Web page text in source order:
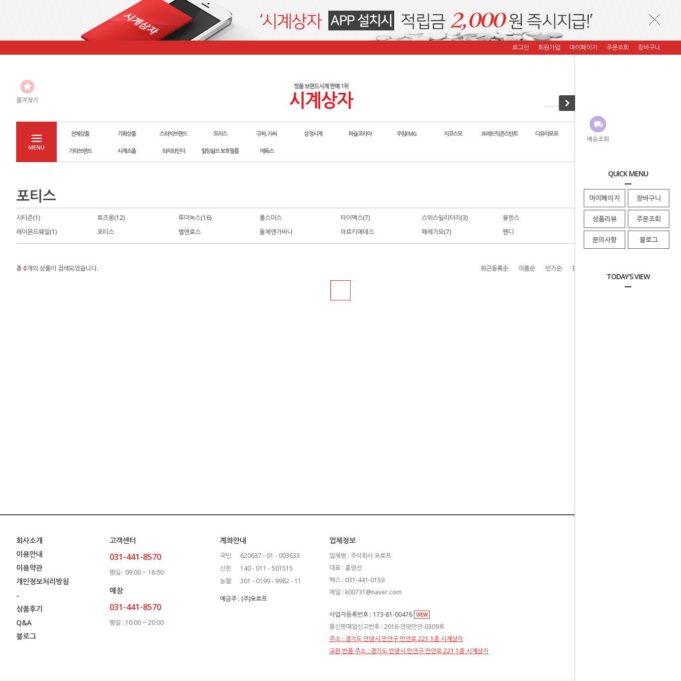
배송조회
QUICK MENU
마이페이지 장바구니
상품리뷰 주문조회
문의사항 블로그
TODAY'S VIEW
로그인 회원가입 마이페이지 주문조회 장바구니
즐겨찾기
MENU
전체상품 기획상품 스와치브랜드 오리스 구찌, 지씨 삼정시계 파슬코리아 우림FMG 지코스모 프레드릭콘스탄트 디유아모르 자스페로 코리아
기타브랜드 시계소품 와치와인더 힐링쉴드 보호필름 에독스
우림FMG>포티스
포티스
시티즌(1) 로즈몽(12) 루미녹스(16) 폴스미스 타이맥스(7) 스위스밀리터리(3) 융한스
루이에라드
레이몬드웨일(1)
포티스 벨앤로스 돌체앤가바나 아르키메데스 페레가모(7) 펜디 미쉘에블랑(10)
총0개의 상품이 검색되었습니다. 최근등록순 이름순 인기순 판매순
회사소개
이용안내
이용약관
개인정보처리방침
-
상품후기
Q&A
블로그
고객센터
031-441-8570
평일 : 09:00 ~ 18:00
매장
031-441-8570
평일 : 10:00 ~ 20:00
계좌안내
국민
620637 - 01 - 003633
신한
140 - 011 - 501515
농협
301 - 0199 - 9982 - 11
예금주 : (주)오로프
업체정보
업체명 : 주식회사 오로프
대표 : 홍영선
팩스 : 031-441-0159
메일 : k00731@naver.com
사업자등록번호 : 173-81-00476 VIEW
통신판매업신고번호 : 2016-안양만안-0309호
주소 : 경기도 안양시 만안구 만안로 221 1층 시계상자
교환,반품 주소 : 경기도 안양시 만안구 만안로 221 1층 시계상자